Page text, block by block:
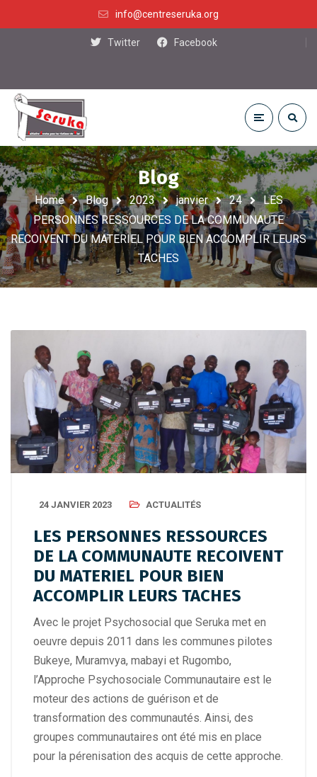
info@centreseruka.org
Twitter Facebook
Blog
Home Blog 2023 janvier 24
LES
PERSONNES RESSOURCES DE LA COMMUNAUTE
RECOIVENT DU MATERIEL POUR BIEN ACCOMPLIR LEURS
TACHES
24 JANVIER 2023 ACTUALITÉS
LES PERSONNES RESSOURCES
DE LA COMMUNAUTE RECOIVENT
DU MATERIEL POUR BIEN
ACCOMPLIR LEURS TACHES
Avec le projet Psychosocial que Seruka met en
oeuvre depuis 2011 dans les communes pilotes
Bukeye, Muramvya, mabayi et Rugombo,
l’Approche Psychosociale Communautaire est le
moteur des actions de guérison et de
transformation des communautés. Ainsi, des
groupes communautaires ont été mis en place
pour la pérenisation des acquis de cette approche.